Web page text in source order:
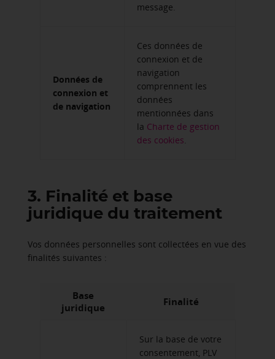
message.
Données de
connexion et
de navigation
Ces données de
connexion et de
navigation
comprennent les
données
mentionnées dans
la Charte de gestion
des cookies.
3. Finalité et base
juridique du traitement
Vos données personnelles sont collectées en vue des
finalités suivantes :
Base
juridique
Finalité
Sur la base de votre
consentement, PLV